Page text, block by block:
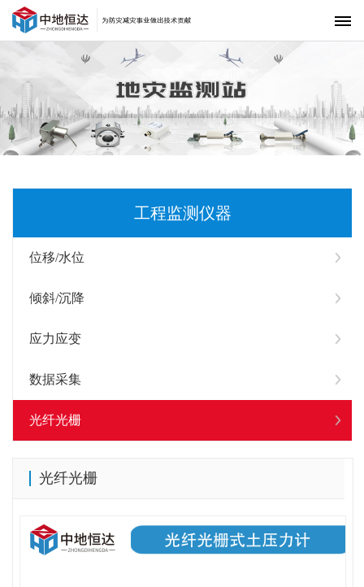
解决方案
监测系统
达达资讯
中地恒达
联系我们
工程监测仪器
位移/水位
倾斜/沉降
应力应变
数据采集
光纤光栅
光纤光栅